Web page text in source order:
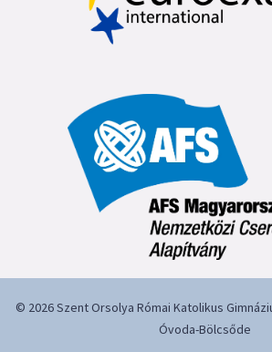
© 2026 Szent Orsolya Római Katolikus
Óvoda-Bölcsőde